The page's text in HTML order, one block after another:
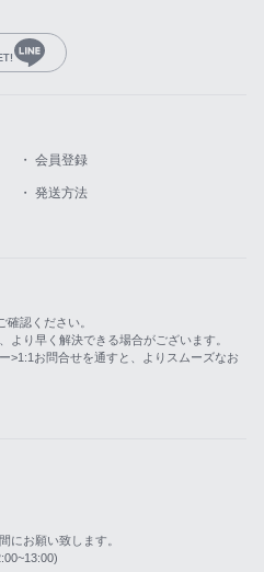
・ 会員登録
・ 発送方法
認ください。
り早く解決できる場合がございます。
>1:1お問合せを通すと、よりスムーズなお
にお願い致します。